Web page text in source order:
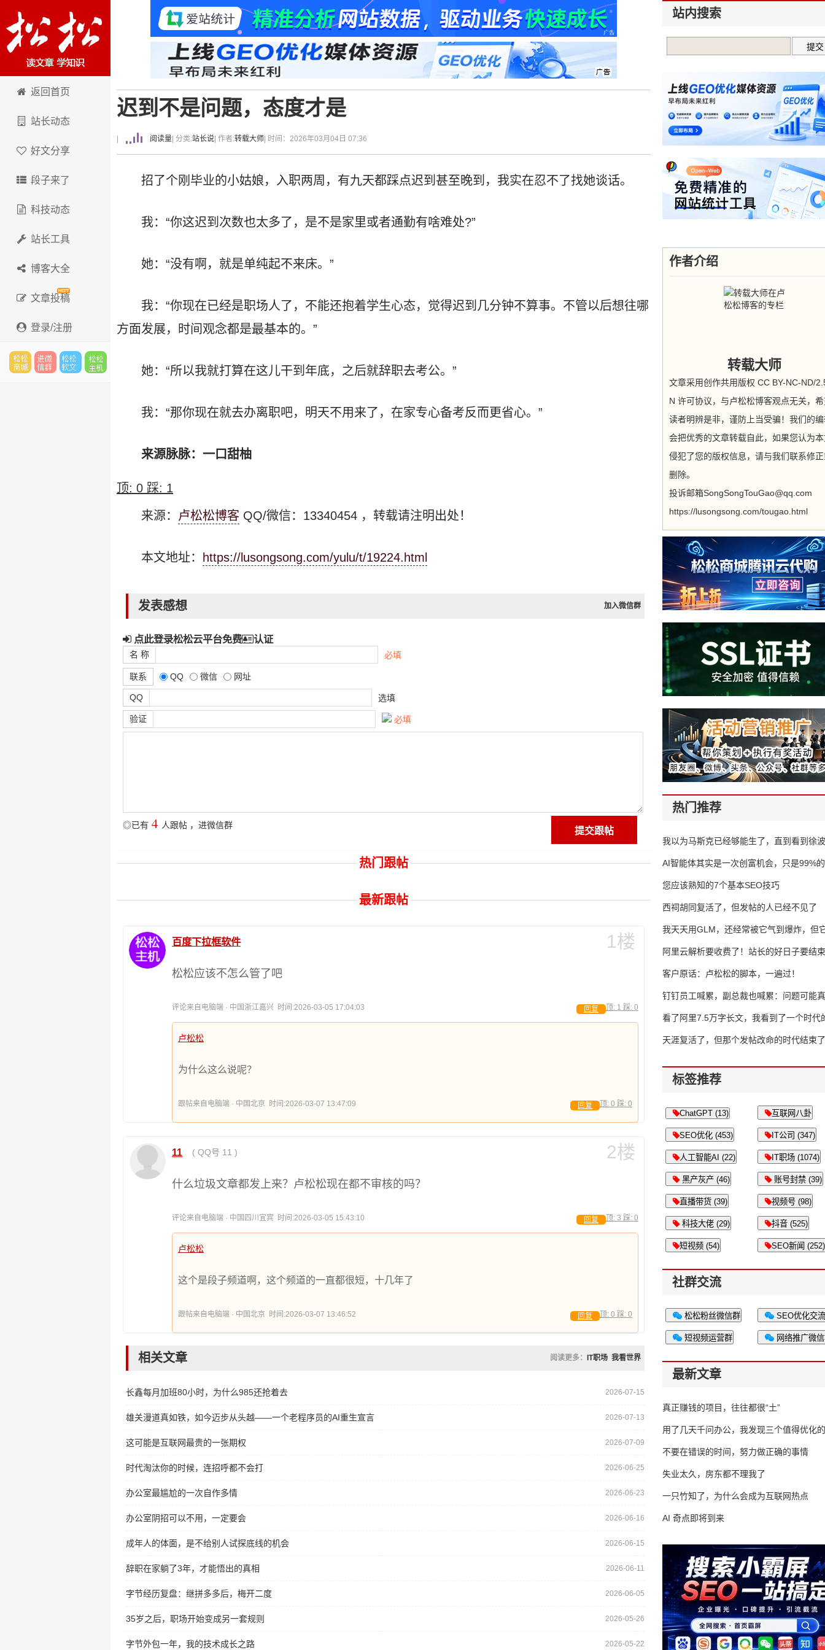
卢松松博客
返回首页
站长动态
好文分享
段子来了
科技动态
站长工具
博客大全
文章投稿
登录/注册
迟到不是问题，态度才是
阅读量 | 分类:站长说 | 作者:转载大师 | 时间：2026年03月04日 07:36
招了个刚毕业的小姑娘，入职两周，有九天都踩点迟到甚至晚到，我实在忍不了找她谈话。
我：“你这迟到次数也太多了，是不是家里或者通勤有啥难处?”
她：“没有啊，就是单纯起不来床。”
我：“你现在已经是职场人了，不能还抱着学生心态，觉得迟到几分钟不算事。不管以后想往哪
方面发展，时间观念都是最基本的。”
她：“所以我就打算在这儿干到年底，之后就辞职去考公。”
我：“那你现在就去办离职吧，明天不用来了，在家专心备考反而更省心。”
来源脉脉：一口甜柚
顶: 0 踩: 1
来源： 卢松松博客 QQ/微信：13340454 ，转载请注明出处！
本文地址： https://lusongsong.com/yulu/t/19224.html
发表感想 加入微信群
点此登录松松云平台免费 认证
名 称 必填
联系 QQ 微信 网址
QQ 选填
验证 必填
◎已有 4 人跟帖 ， 进微信群
热门跟帖
最新跟帖
1楼
百度下拉框软件
松松应该不怎么管了吧
评论来自电脑端 · 中国浙江嘉兴 时间:2026-03-05 17:04:03 顶: 1 踩: 0
回复
卢松松
为什么这么说呢？
跟帖来自电脑端 · 中国北京 时间:2026-03-07 13:47:09 顶: 0 踩: 0
回复
2楼
11 ( QQ号 11 )
什么垃圾文章都发上来？卢松松现在都不审核的吗？
评论来自电脑端 · 中国四川宜宾 时间:2026-03-05 15:43:10 顶: 3 踩: 0
回复
卢松松
这个是段子频道啊，这个频道的一直都很短，十几年了
跟帖来自电脑端 · 中国北京 时间:2026-03-07 13:46:52 顶: 0 踩: 0
回复
相关文章 阅读更多： IT职场 我看世界
2026-07-15
长鑫每月加班80小时，为什么985还抢着去
2026-07-13
雄关漫道真如铁，如今迈步从头越——一个老程序员的AI重生宣言
2026-07-09
这可能是互联网最贵的一张期权
2026-06-25
时代淘汰你的时候，连招呼都不会打
2026-06-23
办公室最尴尬的一次自作多情
2026-06-16
办公室阴招可以不用，一定要会
2026-06-15
成年人的体面，是不给别人试探底线的机会
2026-06-11
辞职在家躺了3年，才能悟出的真相
2026-06-05
字节经历复盘：继拼多多后，梅开二度
2026-05-26
35岁之后，职场开始变成另一套规则
2026-05-22
字节外包一年，我的技术成长之路
站内搜索
作者介绍
转载大师
文章采用创作共用版权 CC BY-NC-ND/
N 许可协议，与卢松松博客观点无关，
读者明辨是非，谨防上当受骗！我们的
会把优秀的文章转载自此，如果您认为
侵犯了您的版权信息，请与我们联系修
删除。
投诉邮箱SongSongTouGao@qq.com
https://lusongsong.com/tougao.html
热门推荐
我以为马斯克已经够能生了，直到看到
AI智能体其实是一次创富机会，只是99%
错过了
您应该熟知的7个基本SEO技巧
西祠胡同复活了，但发帖的人已经不见了
我天天用GLM，还经常被它气到爆炸，但
16万亿
阿里云解析要收费了！站长的好日子要结
客户原话：卢松松的脚本，一遍过！
钉钉员工喊累，副总裁也喊累：问题可能
了
看了阿里7.5万字长文，我看到了一个时代
天涯复活了，但那个发帖改命的时代结束了
标签推荐
ChatGPT (13) 互联网八卦
SEO优化 (453) IT公司 (347)
人工智能AI (22) IT职场 (1074)
黑产灰产 (46) 账号封禁 (39)
直播带货 (39) 视频号 (98)
科技大佬 (29) 抖音 (525)
短视频 (54) SEO新闻 (252)
社群交流
松松粉丝微信群 SEO优化交
短视频运营群 网络推广微
最新文章
真正赚钱的项目，往往都很“土”
用了几天千问办公，我发现三个值得优化
不要在错误的时间，努力做正确的事情
失业太久，房东都不理我了
一只竹知了，为什么会成为互联网热点
AI 奇点即将到来